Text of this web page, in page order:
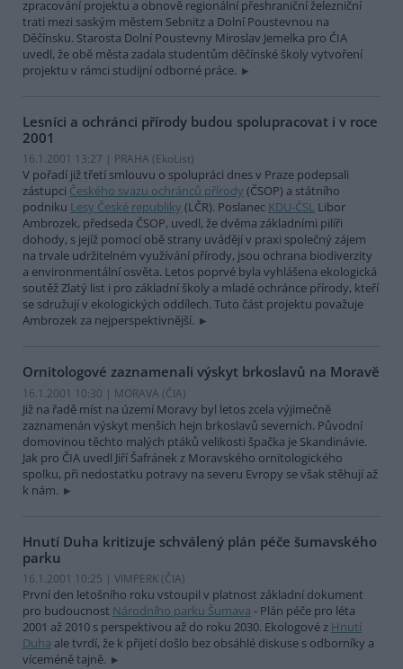
zpracování projektu a obnově regionální přeshraniční železniční
trati mezi saským městem Sebnitz a Dolní Poustevnou na
Děčínsku. Starosta Dolní Poustevny Miroslav Jemelka pro ČIA
uvedl, že obě města zadala studentům děčínské školy vytvoření
projektu v rámci studijní odborné práce.
Lesníci a ochránci přírody budou spolupracovat i v roce
2001
16.1.2001 13:27 | PRAHA (EkoList)
V pořadí již třetí smlouvu o spolupráci dnes v Praze podepsali
zástupci Českého svazu ochránců přírody (ČSOP) a státního
podniku Lesy České republiky (LČR). Poslanec KDU-ČSL Libor
Ambrozek, předseda ČSOP, uvedl, že dvěma základními pilíři
dohody, s jejíž pomocí obě strany uvádějí v praxi společný zájem
na trvale udržitelném využívání přírody, jsou ochrana biodiverzity
a environmentální osvěta. Letos poprvé byla vyhlášena ekologická
soutěž Zlatý list i pro základní školy a mladé ochránce přírody, kteří
se sdružují v ekologických oddílech. Tuto část projektu považuje
Ambrozek za nejperspektivnější.
Ornitologové zaznamenali výskyt brkoslavů na Moravě
16.1.2001 10:30 | MORAVA (ČIA)
Již na řadě míst na území Moravy byl letos zcela výjimečně
zaznamenán výskyt menších hejn brkoslavů severních. Původní
domovinou těchto malých ptáků velikosti špačka je Skandinávie.
Jak pro ČIA uvedl Jiří Šafránek z Moravského ornitologického
spolku, při nedostatku potravy na severu Evropy se však stěhují až
k nám.
Hnutí Duha kritizuje schválený plán péče šumavského
parku
16.1.2001 10:25 | VIMPERK (ČIA)
První den letošního roku vstoupil v platnost základní dokument
pro budoucnost Národního parku Šumava - Plán péče pro léta
2001 až 2010 s perspektivou až do roku 2030. Ekologové z Hnutí
Duha ale tvrdí, že k přijetí došlo bez obsáhlé diskuse s odborníky a
víceméně tajně.